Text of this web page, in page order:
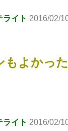
ライト 2016/02/
よかっ
ライト 2016/02/